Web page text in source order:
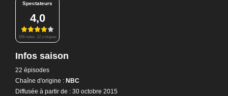
Spectateurs
4,0
168 notes, 12 critiques
Infos saison
22 épisodes
Chaîne d'origine : NBC
Diffusée à partir de : 30 octobre 2015